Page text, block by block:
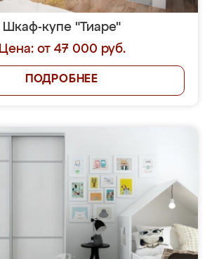
Шкаф-купе "Тиаре"
Цена: от 47 000 руб.
ПОДРОБНЕЕ